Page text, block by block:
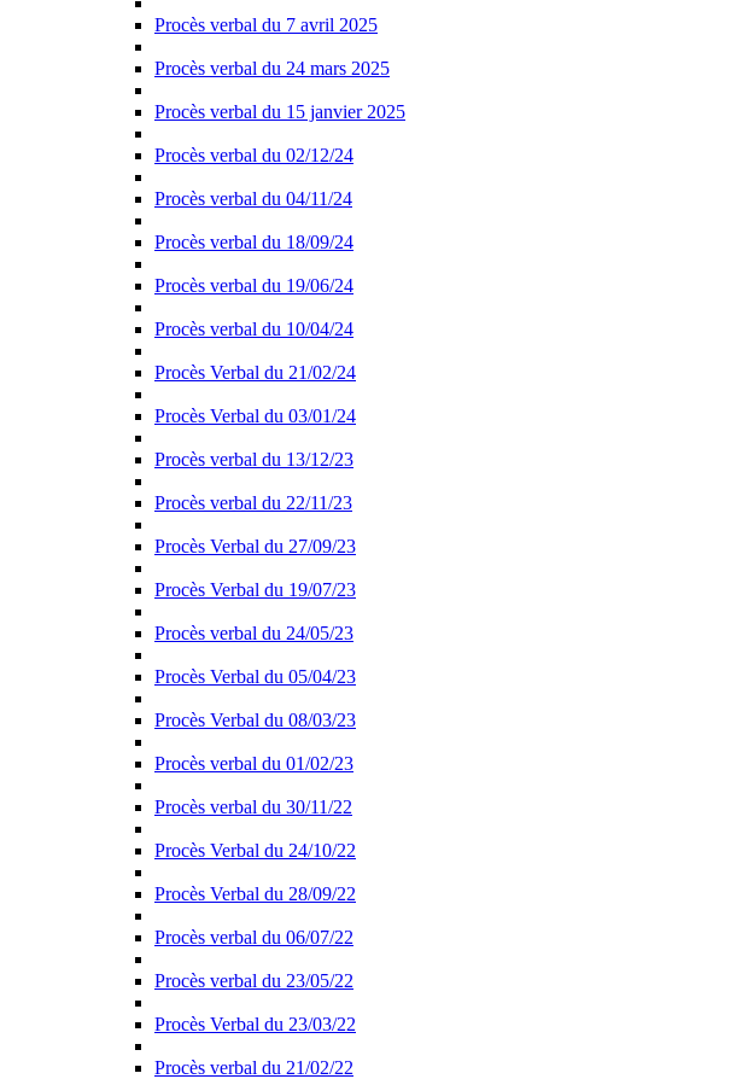
Procès verbal du 7 avril 2025
Procès verbal du 24 mars 2025
Procès verbal du 15 janvier 2025
Procès verbal du 02/12/24
Procès verbal du 04/11/24
Procès verbal du 18/09/24
Procès verbal du 19/06/24
Procès verbal du 10/04/24
Procès Verbal du 21/02/24
Procès Verbal du 03/01/24
Procès verbal du 13/12/23
Procès verbal du 22/11/23
Procès Verbal du 27/09/23
Procès Verbal du 19/07/23
Procès verbal du 24/05/23
Procès Verbal du 05/04/23
Procès Verbal du 08/03/23
Procès verbal du 01/02/23
Procès verbal du 30/11/22
Procès Verbal du 24/10/22
Procès Verbal du 28/09/22
Procès verbal du 06/07/22
Procès verbal du 23/05/22
Procès Verbal du 23/03/22
Procès verbal du 21/02/22